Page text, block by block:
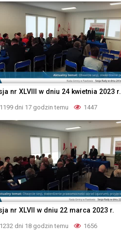
nr XLVIII w dniu 24 kwietnia 2023 r.
1199 dni 17 godzin temu 1447
nr XLVII w dniu 22 marca 2023 r.
1232 dni 18 godzin temu 1656